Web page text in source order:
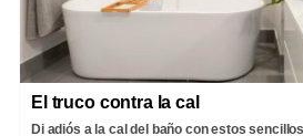
El truco contra la cal
Di adiós a la cal del baño con estos